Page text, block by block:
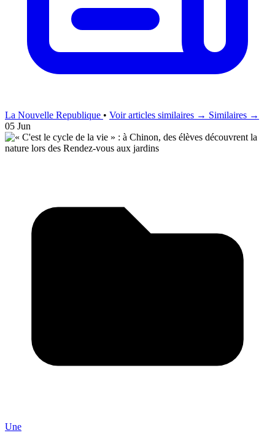
La Nouvelle Republique • Voir articles similaires → Similaires →
05 Jun
Une